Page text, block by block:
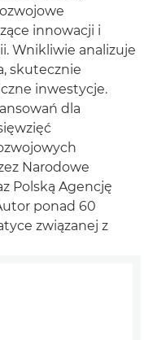
innowacji i
Wnikliwie analizuje
skutecznie
inwestycje.
dla
Narodowe
Polską Agencję
ponad 60
związanej z